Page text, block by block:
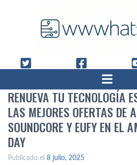
RENUEVA TU TECNOLOGÍA
LAS MEJORES OFERTAS DE
SOUNDCORE Y EUFY EN EL
DAY
Publicado el 8 julio, 2025